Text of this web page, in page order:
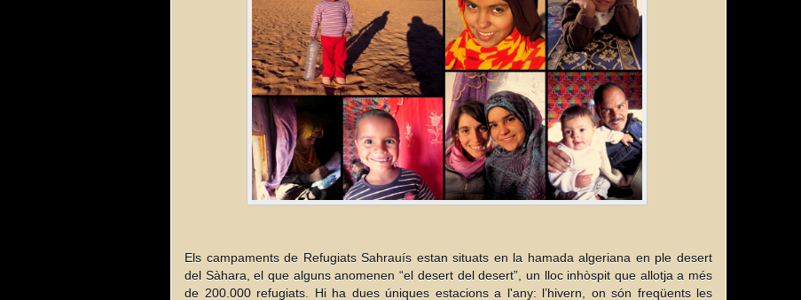
Els campaments de Refugiats Sahrauís estan situats en la hamada algeriana en ple desert
del Sàhara, el que alguns anomenen “el desert del desert”, un lloc inhòspit que allotja a més
de 200.000 refugiats. Hi ha dues úniques estacions a l'any: l’hivern, on són freqüents les